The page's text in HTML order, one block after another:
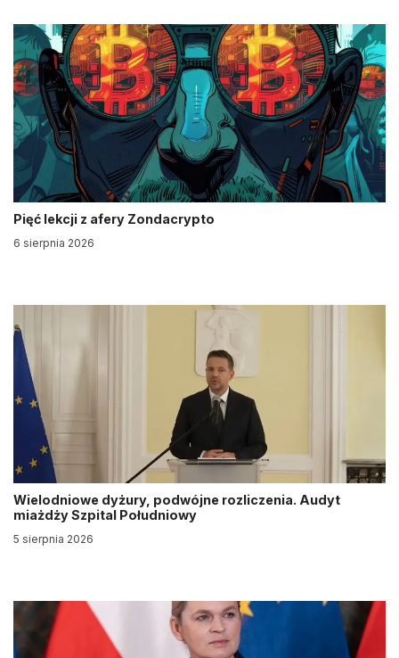
Pięć lekcji z afery Zondacrypto
6 sierpnia 2026
Wielodniowe dyżury, podwójne rozliczenia. Audyt
miażdży Szpital Południowy
5 sierpnia 2026